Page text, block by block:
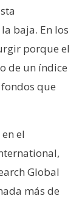
baja. En los
porque el
de un índice
que
el
Global
más de